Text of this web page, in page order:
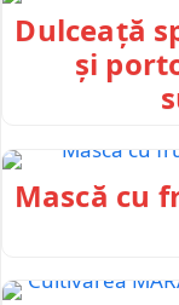
Dulceață
și
Mască cu